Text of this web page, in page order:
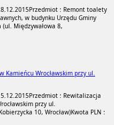
Przedmiot : Remont toalety
w budynku Urzędu Gminy
(ul. Międzywałowa 8,
Kamieńcu Wrocławskim przy ul.
Przedmiot : Rewitalizacja
przy ul.
10, Wrocław)Kwota PLN :